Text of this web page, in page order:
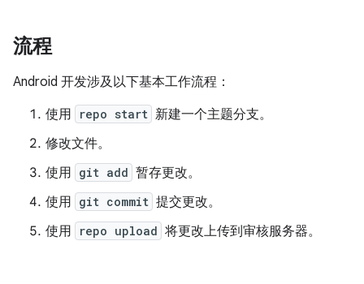
流程
Android 开发涉及以下基本工作流程：
使用
repo start 新建一个主题分支。
修改文件。
使用 git add 暂存更改。
使用 git commit 提交更改。
使用
repo upload 将更改上传到审核服务器。